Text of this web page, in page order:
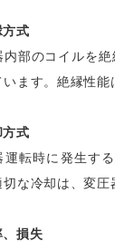
方式
内部のコイルを
います。絶縁性能
方式
運転時に発生す
切な冷却は、変圧
、損失